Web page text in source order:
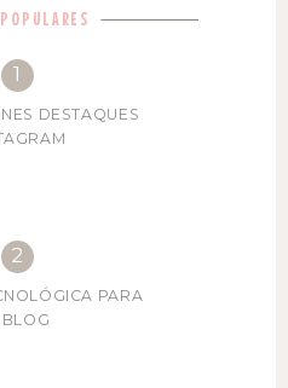
DESTAQUES
PARA